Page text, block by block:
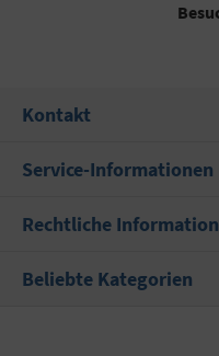
Kontakt
Service-Informationen
Rechtliche
Beliebte Kategorien